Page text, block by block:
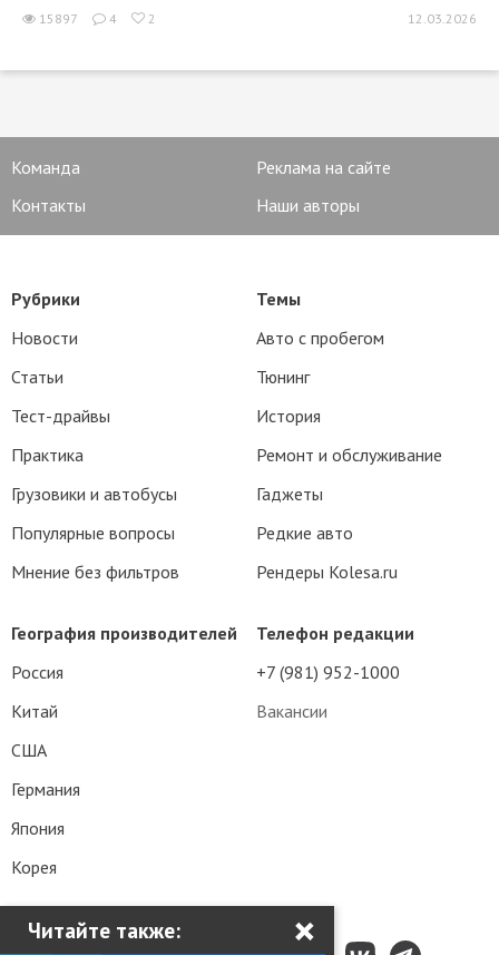
Читайте также: ×
15897 4 2 12.03.2026
Команда
Реклама на сайте
Контакты
Наши авторы
Телефон редакции
+7 (981) 952-1000
Вакансии
Рубрики
Новости
Статьи
Тест-драйвы
Практика
Грузовики и автобусы
Популярные вопросы
Мнение без фильтров
Темы
Авто с пробегом
Тюнинг
История
Ремонт и обслуживание
Гаджеты
Редкие авто
Рендеры Kolesa.ru
География производителей
Россия
Китай
США
Германия
Япония
Корея